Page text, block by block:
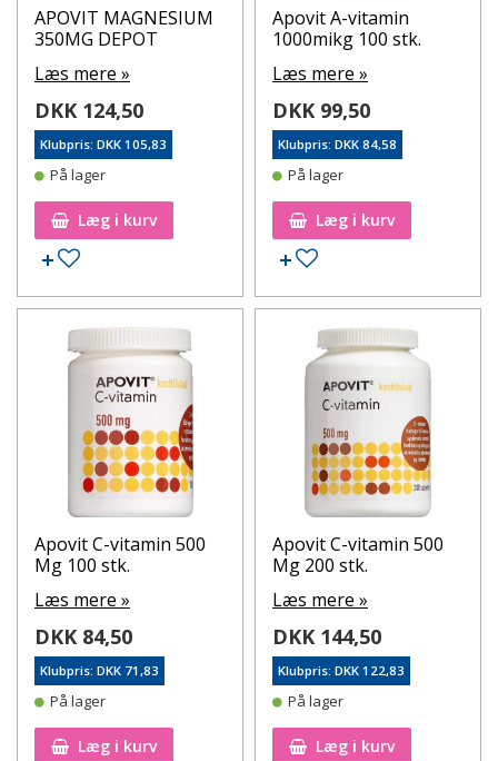
APOVIT MAGNESIUM
350MG DEPOT
Læs mere »
DKK 124,50
Klubpris: DKK 105,83
På lager
Læg i kurv
Tilføj til ønskeseddel
Apovit A-vitamin
1000mikg 100 stk.
Læs mere »
DKK 99,50
Klubpris: DKK 84,58
På lager
Læg i kurv
Tilføj til ønskeseddel
Apovit C-vitamin 500
Mg 100 stk.
Læs mere »
DKK 84,50
Klubpris: DKK 71,83
På lager
Læg i kurv
Apovit C-vitamin 500
Mg 200 stk.
Læs mere »
DKK 144,50
Klubpris: DKK 122,83
På lager
Læg i kurv